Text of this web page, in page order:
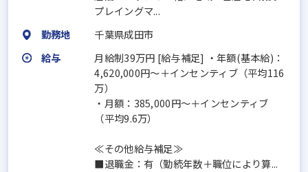
プレイングマ...
勤務地
千葉県成田市
給与
月給制39万円 [給与補足] ・年額(基本給)：
4,620,000円～＋インセンティブ（平均116
万）
・月額：385,000円～＋インセンティブ
（平均9.6万）
≪その他給与補足≫
■退職金：有（勤続年数＋職位により算...